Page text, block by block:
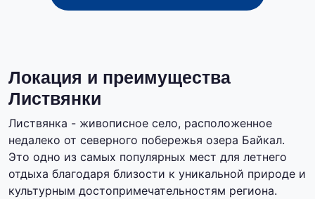
Локация и преимущества
Листвянки
Листвянка - живописное село, расположенное
недалеко от северного побережья озера Байкал.
Это одно из самых популярных мест для летнего
отдыха благодаря близости к уникальной природе и
культурным достопримечательностям региона.